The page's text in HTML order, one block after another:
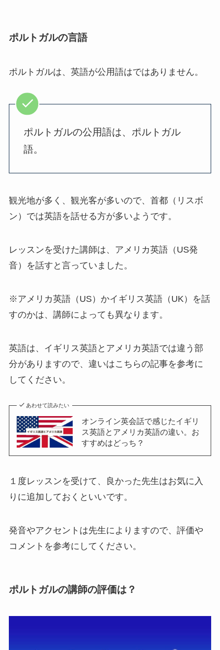
ポルトガルの言語
ポルトガルは、英語が公用語はではありません。
ポルトガルの公用語は、ポルトガル
語。
観光地が多く、観光客が多いので、首都（リスボ
ン）では英語を話せる方が多いようです。
レッスンを受けた講師は、アメリカ英語（US発
音）を話すと言っていました。
※アメリカ英語（US）かイギリス英語（UK）を話
すのかは、講師によっても異なります。
英語は、イギリス英語とアメリカ英語では違う部
分がありますので、違いはこちらの記事を参考に
してください。
あわせて読みたい
オンライン英会話で感じたイギリ
ス英語とアメリカ英語の違い。お
すすめはどっち？
１度レッスンを受けて、良かった先生はお気に入
りに追加しておくといいです。
発音やアクセントは先生によりますので、評価や
コメントを参考にしてください。
ポルトガルの講師の評価は？